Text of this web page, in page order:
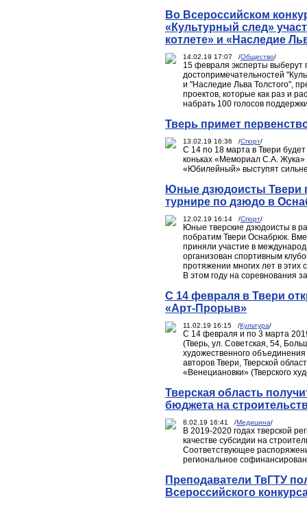
Во Всероссийском
«Культурный след»
котлете» и «Наследие
14.02.19 17:07 /Общество/
15 февраля эксперты выберут
достопримечательностей
и "Наследие Льва Толстого",
проектов, которые как раз и
набрать 100 голосов
Тверь примет
13.02.19 16:36 /Спорт/
С 14 по 18 марта в Твери
коньках «Мемориал С.А.
«Юбилейный» выступят
Юные дзюдоисты Твери
турнире по дзюдо в
12.02.19 16:14 /Спорт/
Юные тверские дзюдоисты в
побратим Твери Оснабрюк.
приняли участие в
организован спортивным
протяжении многих лет в
В этом году на соревнования
С 14 февраля в Твери
«Арт-Прорыв»
11.02.19 16:15 /Культура/
С 14 февраля и по 3 марта
(Тверь, ул. Советская, 54,
художественного
авторов Твери, Тверской
«Венециановки» (Тверского
Тверская область
бюджета на
8.02.19 16:41 /Медицина/
В 2019-2020 годах тверской
качестве субсидии на
Соответствующее
региональное
Преподаватели ТвГТУ
Всероссийского